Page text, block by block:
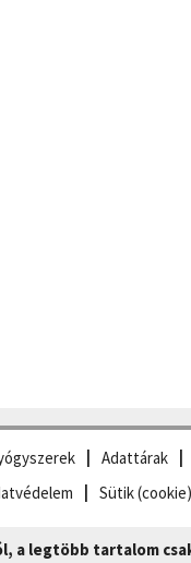
Adattárak
Sütik (cookie)
a legtöbb tartalom